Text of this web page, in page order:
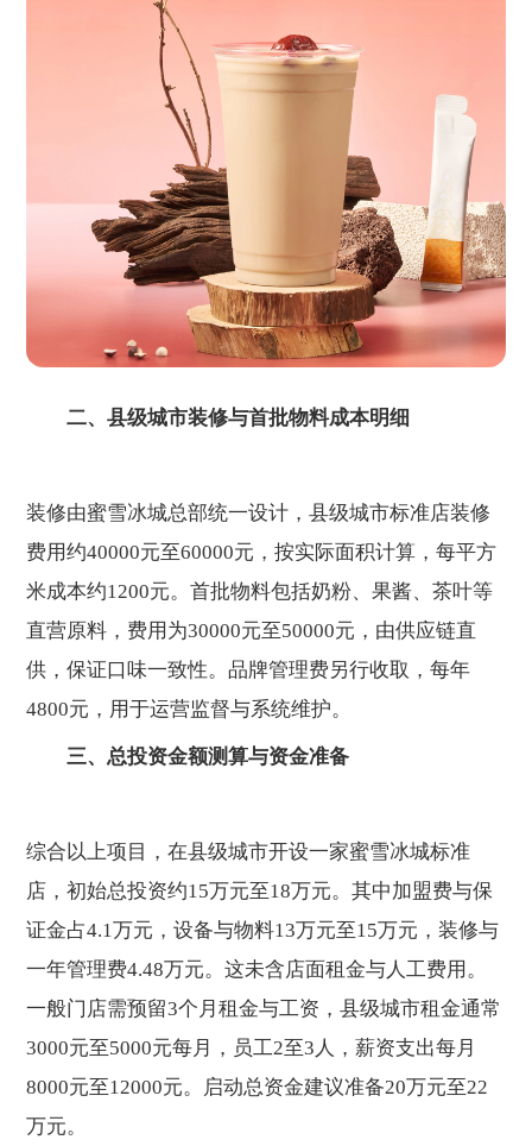
二、县级城市装修与首批物料成本明细
装修由蜜雪冰城总部统一设计，县级城市标准店装修
费用约40000元至60000元，按实际面积计算，每平方
米成本约1200元。首批物料包括奶粉、果酱、茶叶等
直营原料，费用为30000元至50000元，由供应链直
供，保证口味一致性。品牌管理费另行收取，每年
4800元，用于运营监督与系统维护。
三、总投资金额测算与资金准备
综合以上项目，在县级城市开设一家蜜雪冰城标准
店，初始总投资约15万元至18万元。其中加盟费与保
证金占4.1万元，设备与物料13万元至15万元，装修与
一年管理费4.48万元。这未含店面租金与人工费用。
一般门店需预留3个月租金与工资，县级城市租金通常
3000元至5000元每月，员工2至3人，薪资支出每月
8000元至12000元。启动总资金建议准备20万元至22
万元。